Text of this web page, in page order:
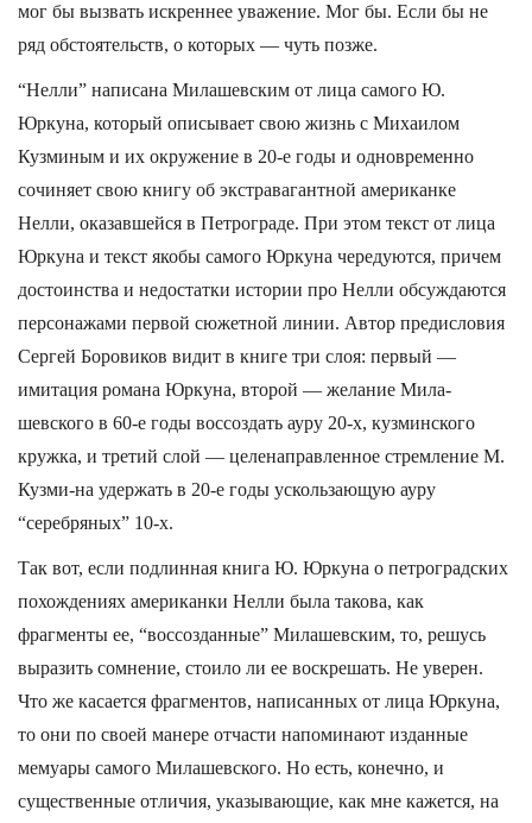
мог бы вызвать искреннее уважение. Мог бы. Если бы не
ряд обстоятельств, о которых — чуть позже.
“Нелли” написана Милашевским от лица самого Ю.
Юркуна, который описывает свою жизнь с Михаилом
Кузминым и их окружение в 20-е годы и одновременно
сочиняет свою книгу об экстравагантной американке
Нелли, оказавшейся в Петрограде. При этом текст от лица
Юркуна и текст якобы самого Юркуна чередуются, причем
достоинства и недостатки истории про Нелли обсуждаются
персонажами первой сюжетной линии. Автор предисловия
Сергей Боровиков видит в книге три слоя: первый —
имитация романа Юркуна, второй — желание Мила-
шевского в 60-е годы воссоздать ауру 20-х, кузминского
кружка, и третий слой — целенаправленное стремление М.
Кузми-на удержать в 20-е годы ускользающую ауру
“серебряных” 10-х.
Так вот, если подлинная книга Ю. Юркуна о петроградских
похождениях американки Нелли была такова, как
фрагменты ее, “воссозданные” Милашевским, то, решусь
выразить сомнение, стоило ли ее воскрешать. Не уверен.
Что же касается фрагментов, написанных от лица Юркуна,
то они по своей манере отчасти напоминают изданные
мемуары самого Милашевского. Но есть, конечно, и
существенные отличия, указывающие, как мне кажется, на